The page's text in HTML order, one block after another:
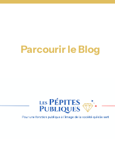
Parcourir le Blog